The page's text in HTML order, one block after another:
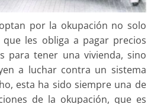
por la okupación no solo
les obliga a pagar precios
para tener una vivienda, sino
a luchar contra un sistema
esta ha sido siempre una de
de la okupación, que es